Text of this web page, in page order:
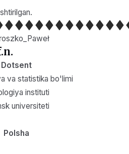
Dotsent
va statistika bo'limi
instituti
universiteti
Polsha